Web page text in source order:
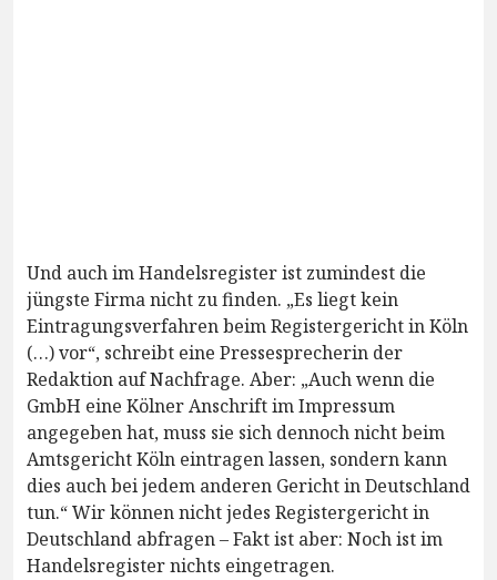
Und auch im Handelsregister ist zumindest die
jüngste Firma nicht zu finden. „Es liegt kein
Eintragungsverfahren beim Registergericht in Köln
(…) vor“, schreibt eine Pressesprecherin der
Redaktion auf Nachfrage. Aber: „Auch wenn die
GmbH eine Kölner Anschrift im Impressum
angegeben hat, muss sie sich dennoch nicht beim
Amtsgericht Köln eintragen lassen, sondern kann
dies auch bei jedem anderen Gericht in Deutschland
tun.“ Wir können nicht jedes Registergericht in
Deutschland abfragen – Fakt ist aber: Noch ist im
Handelsregister nichts eingetragen.